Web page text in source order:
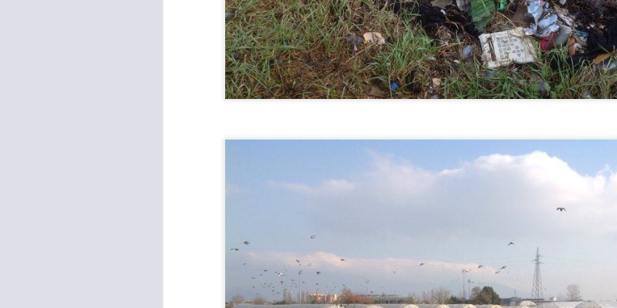
IMPRESA
LAVORI FIPILI, L’ULTIMA TEGOLA: L’INTERVENTO NON PREVEDE
PER AVR ALCUN UTILE DI IMPRESA
“Durante la seduta di mercoledì 28 luglio, del Consiglio metropolitano si
è tornati a discutere della Fipili autorizzando l’intervento di somma
urgenza per il ripristino dell’arteria, dopo lo smottamento avvenuto in via
AUG
IN 3 ANNI IL CONSIGLIO COMUNALE HA
APPROVATO OLTRE 20 MOZIONI DI FORZA ITALIA.
GANDOLA: ANCHE DALL’OPPOSIZIONE SI HA
POSSIBILITA’ DI INCIDERE
IN 3 ANNI IL CONSIGLIO COMUNALE HA APPROVATO OLTRE 20
DALL’OPPOSIZIONE SI HA POSSIBILITA’ DI INCIDERE PURCHE’
AUG RACCOLTA FIRME CONTRO LA CACCIA,